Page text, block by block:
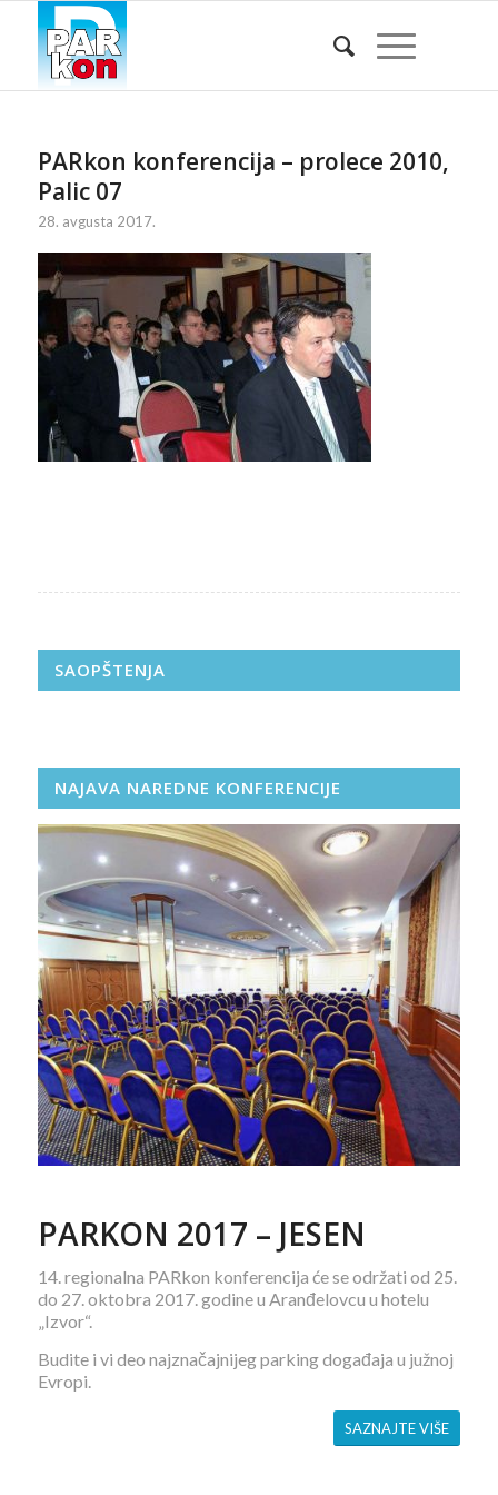
PARkon konferencija – prolece 2010,
Palic 07
28. avgusta 2017.
SAOPŠTENJA
NAJAVA NAREDNE KONFERENCIJE
PARKON 2017 – JESEN
14. regionalna PARkon konferencija će se održati od 25.
do 27. oktobra 2017. godine u Aranđelovcu u hotelu
„Izvor“.
Budite i vi deo najznačajnijeg parking događaja u južnoj
Evropi.
SAZNAJTE VIŠE